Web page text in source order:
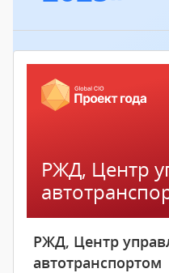
РЖД, Центр
РЖД, Центр
автотранспортом